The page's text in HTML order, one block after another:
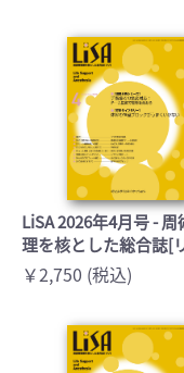
LiSA 2026年4月号 -
理を核とした総合誌[
￥2,750 (税込)